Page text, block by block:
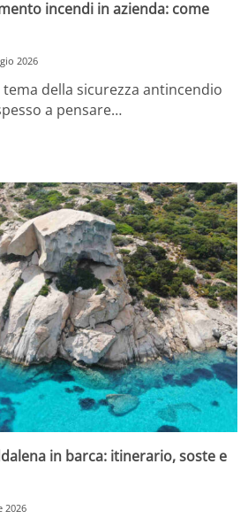
incendi in azienda: come
2026
della sicurezza antincendio
a pensare…
in barca: itinerario, soste e
2026